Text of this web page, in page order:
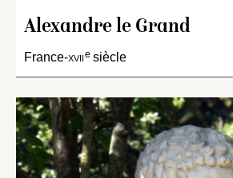
Alexandre le Grand
France-xviie siècle